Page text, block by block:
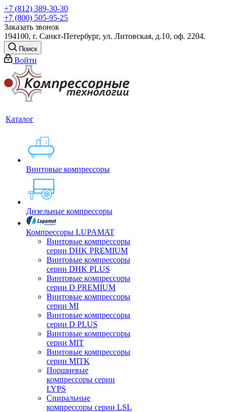
+7 (812) 389-30-30
+7 (800) 505-95-25
Заказать звонок
194100, г. Санкт-Петербург, ул. Литовская, д.10, оф. 2204.
Поиск
Войти
Каталог
Винтовые компрессоры
Дизельные компрессоры
Компрессоры LUPAMAT
Винтовые компрессоры
серии DHK PREMIUM
Винтовые компрессоры
серии DHK PLUS
Винтовые компрессоры
серии D PREMIUM
Винтовые компрессоры
серии MI
Винтовые компрессоры
серии D PLUS
Винтовые компрессоры
серии MIT
Винтовые компрессоры
серии MITK
Поршневые
компрессоры серии
LYPS
Спиральные
компрессоры серии LSL